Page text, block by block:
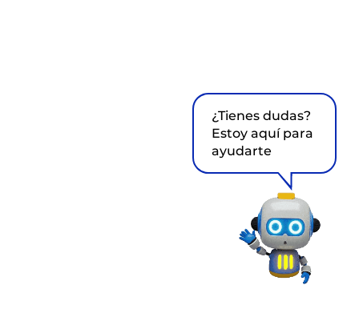
¿Tienes dudas?
Estoy aquí para
ayudarte